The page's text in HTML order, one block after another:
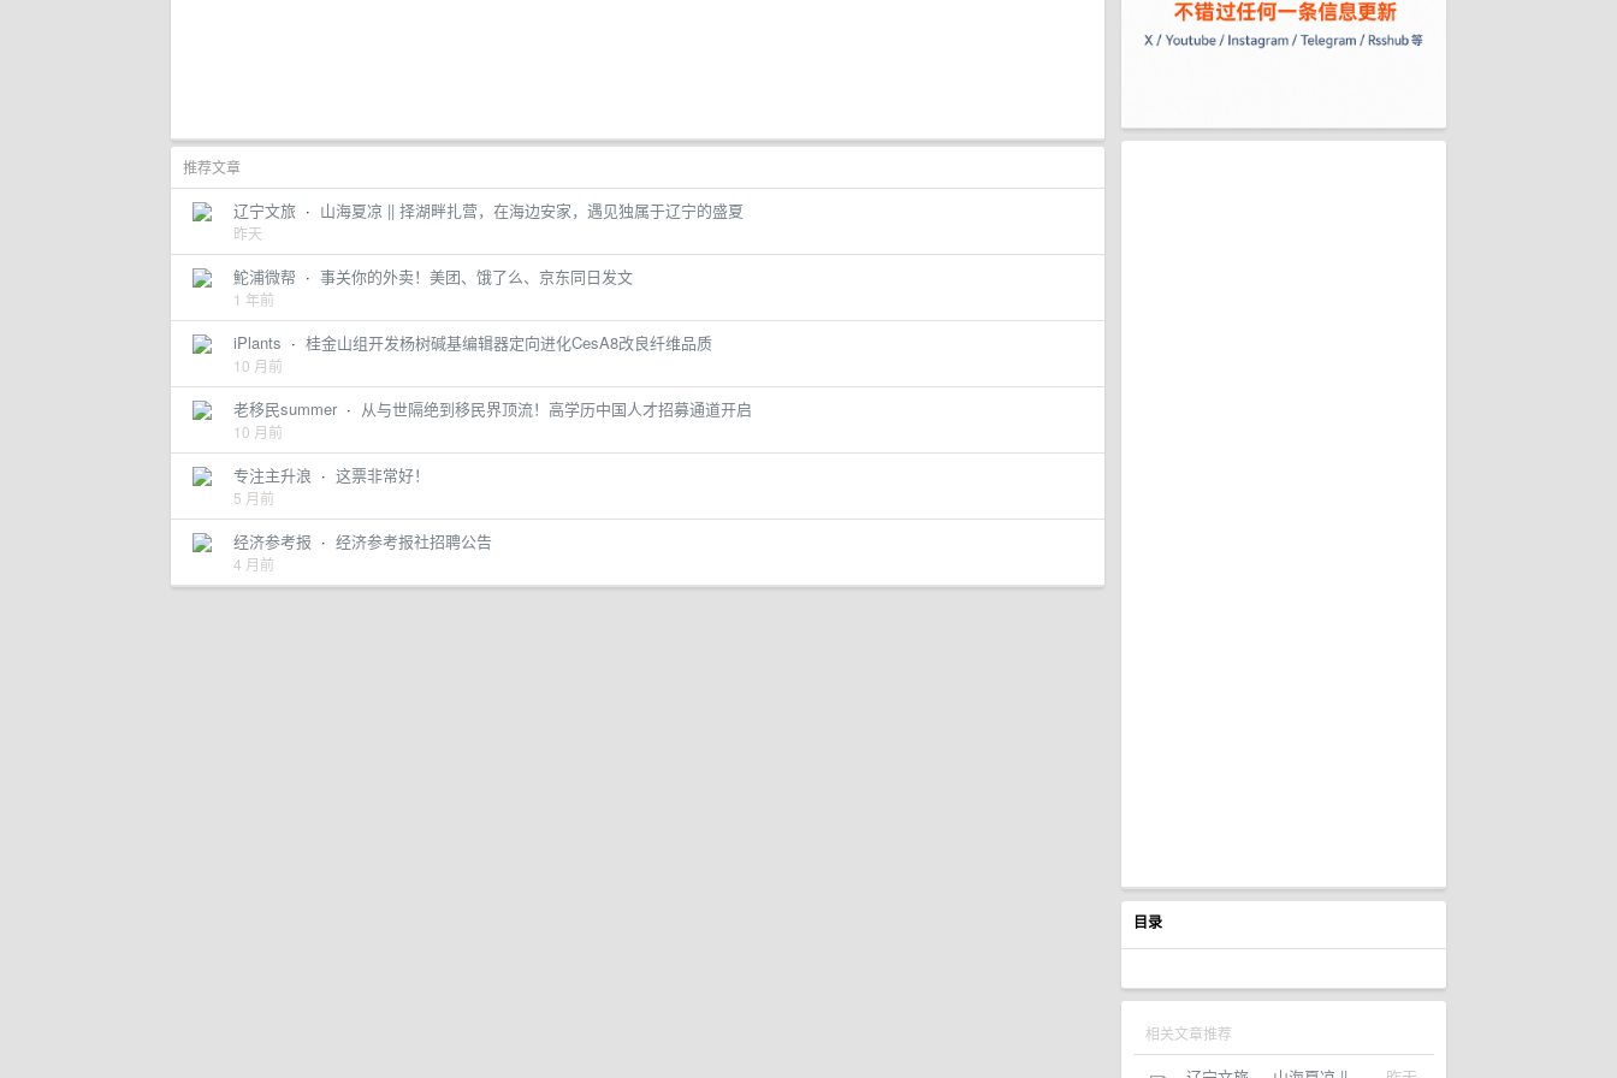
目录
相关文章推荐
推荐文章
辽宁文旅 · 山海夏凉 || 择湖畔扎营，在海边安家，遇见独属于辽宁的盛夏
昨天
鮀浦微帮 · 事关你的外卖！美团、饿了么、京东同日发文
1 年前
iPlants · 桂金山组开发杨树碱基编辑器定向进化CesA8改良纤维品质
10 月前
老移民summer · 从与世隔绝到移民界顶流！高学历中国人才招募通道开启
10 月前
专注主升浪 · 这票非常好！
5 月前
经济参考报 · 经济参考报社招聘公告
4 月前